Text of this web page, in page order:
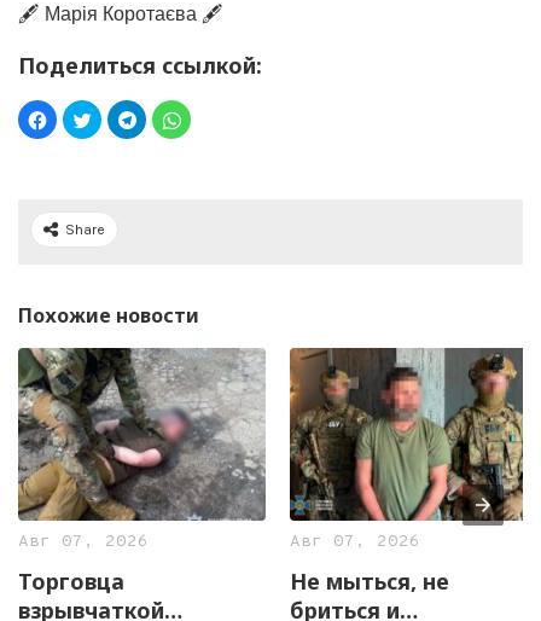
🖋️ Марія Коротаєва 🖋️
Поделиться ссылкой:
Share
Похожие новости
Авг 07, 2026
Торговца
взрывчаткой
Авг 07, 2026
Не мыться, не
бриться и